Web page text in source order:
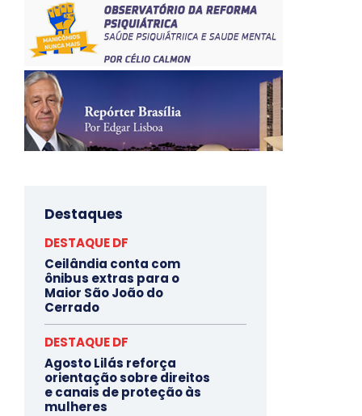
Destaques
DESTAQUE DF
Ceilândia conta com
ônibus extras para o
Maior São João do
Cerrado
DESTAQUE DF
Agosto Lilás reforça
orientação sobre direitos
e canais de proteção às
mulheres